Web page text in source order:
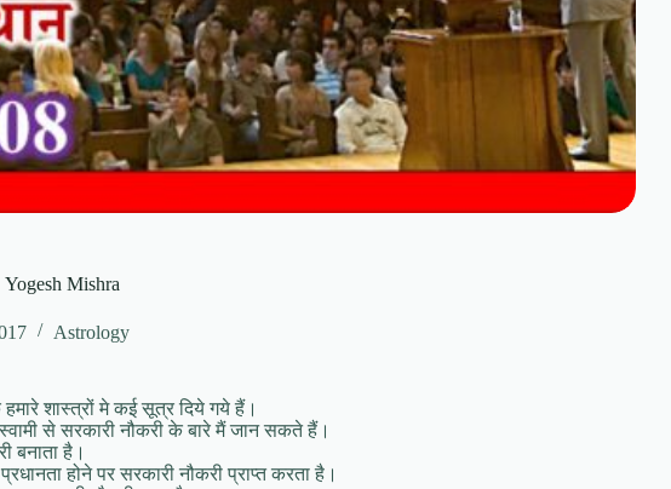
Mishra
Astrology
शास्त्रों मे कई सूत्र दिये गये हैं।
से सरकारी नौकरी के बारे मैं जान सकते हैं।
बनाता है।
होने पर सरकारी नौकरी प्राप्त करता है।